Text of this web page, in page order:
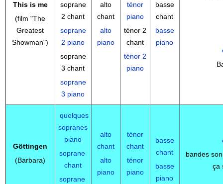
This is me
(film "The
Greatest
Showman")
soprane
2 chant
soprane
2 piano
soprane
3 chant
soprane
3 piano
alto
chant
alto
piano
ténor
piano
ténor 2
chant
ténor 2
piano
basse
chant
basse
piano
Göttingen
(Barbara)
quelques
sopranes
piano
soprane
chant
soprane
alto
chant
alto
piano
ténor
chant
ténor
piano
basse
chant
basse
piano
bandes
ça